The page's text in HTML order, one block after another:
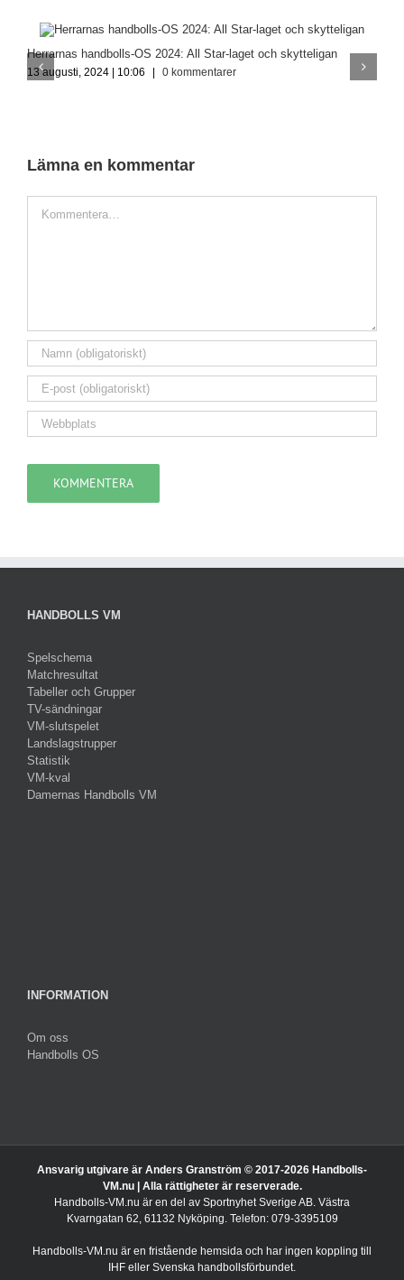
Herrarnas handbolls-OS 2024: All Star-laget och skytteligan
13 augusti, 2024 | 10:06 0 kommentarer
Lämna en kommentar
HANDBOLLS VM
Spelschema
Matchresultat
Tabeller och Grupper
TV-sändningar
VM-slutspelet
Landslagstrupper
Statistik
VM-kval
Damernas Handbolls VM
INFORMATION
Om oss
Handbolls OS
Ansvarig utgivare är Anders Granström © 2017-2026 Handbolls-
VM.nu | Alla rättigheter är reserverade.
Handbolls-VM.nu är en del av Sportnyhet Sverige AB. Västra
Kvarngatan 62, 61132 Nyköping. Telefon: 079-3395109
Handbolls-VM.nu är en fristående hemsida och har ingen koppling till
IHF eller Svenska handbollsförbundet.